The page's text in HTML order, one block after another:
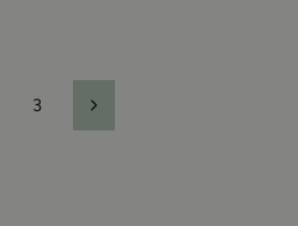
3 Næste